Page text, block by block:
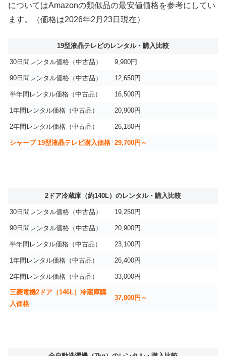
についてはAmazonの類似品の最安値価格を参考にしてい
ます。（価格は2026年2月23日現在）
19型液晶テレビのレンタル・購入比較
30日間レンタル価格（中古品） 9,900円
90日間レンタル価格（中古品） 12,650円
半年間レンタル価格（中古品） 16,500円
1年間レンタル価格（中古品） 20,900円
2年間レンタル価格（中古品） 26,180円
シャープ 19型液晶テレビ購入価格 29,700円～
2ドア冷蔵庫（約140L）のレンタル・購入比較
30日間レンタル価格（中古品） 19,250円
90日間レンタル価格（中古品） 20,900円
半年間レンタル価格（中古品） 23,100円
1年間レンタル価格（中古品） 26,400円
2年間レンタル価格（中古品） 33,000円
三菱電機2ドア（146L）冷蔵庫購
入価格
37,800円～